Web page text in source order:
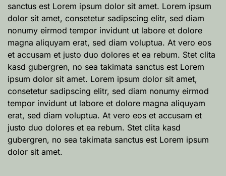
sanctus est Lorem ipsum dolor sit amet. Lorem ipsum
dolor sit amet, consetetur sadipscing elitr, sed diam
nonumy eirmod tempor invidunt ut labore et dolore
magna aliquyam erat, sed diam voluptua. At vero eos
et accusam et justo duo dolores et ea rebum. Stet clita
kasd gubergren, no sea takimata sanctus est Lorem
ipsum dolor sit amet. Lorem ipsum dolor sit amet,
consetetur sadipscing elitr, sed diam nonumy eirmod
tempor invidunt ut labore et dolore magna aliquyam
erat, sed diam voluptua. At vero eos et accusam et
justo duo dolores et ea rebum. Stet clita kasd
gubergren, no sea takimata sanctus est Lorem ipsum
dolor sit amet.